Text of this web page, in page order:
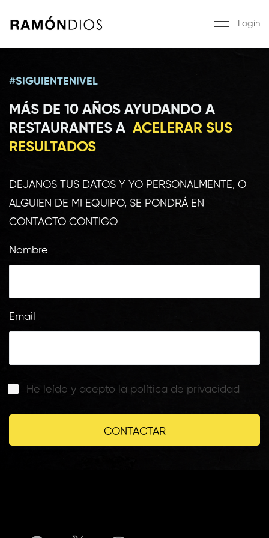
Login
#SIGUIENTENIVEL
MÁS DE 10 AÑOS AYUDANDO A
RESTAURANTES A ACELERAR SUS
RESULTADOS
DEJANOS TUS DATOS Y YO PERSONALMENTE, O
ALGUIEN DE MI EQUIPO, SE PONDRÁ EN
CONTACTO CONTIGO
Nombre
Email
He leído y acepto la política de privacidad
submission[]
CONTACTAR